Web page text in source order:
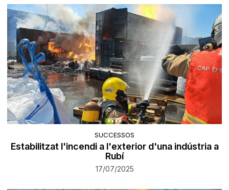
SUCCESSOS
Estabilitzat l'incendi a l'exterior d'una indústria a
Rubí
17/07/2025